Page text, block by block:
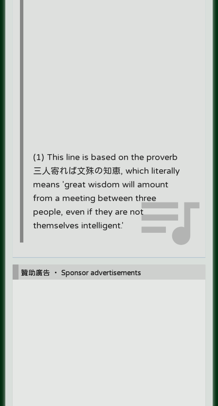
(1) This line is based on the proverb
三人寄れば文殊の知恵, which literally
means 'great wisdom will amount
from a meeting between three
people, even if they are not
themselves intelligent.'
贊助廣告 ‧ Sponsor advertisements